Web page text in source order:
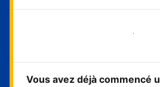
Démarrer maintenant
Vous avez déjà commencé